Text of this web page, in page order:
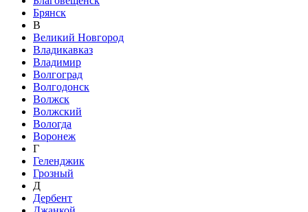
Брянск
В
Великий Новгород
Владикавказ
Владимир
Волгоград
Волгодонск
Волжск
Волжский
Вологда
Воронеж
Г
Геленджик
Грозный
Д
Дербент